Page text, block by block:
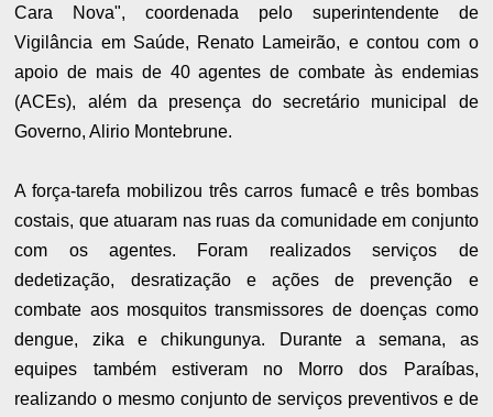
Cara Nova", coordenada pelo superintendente de
Vigilância em Saúde, Renato Lameirão, e contou com o
apoio de mais de 40 agentes de combate às endemias
(ACEs), além da presença do secretário municipal de
Governo, Alirio Montebrune.
A força-tarefa mobilizou três carros fumacê e três bombas
costais, que atuaram nas ruas da comunidade em conjunto
com os agentes. Foram realizados serviços de
dedetização, desratização e ações de prevenção e
combate aos mosquitos transmissores de doenças como
dengue, zika e chikungunya. Durante a semana, as
equipes também estiveram no Morro dos Paraíbas,
realizando o mesmo conjunto de serviços preventivos e de